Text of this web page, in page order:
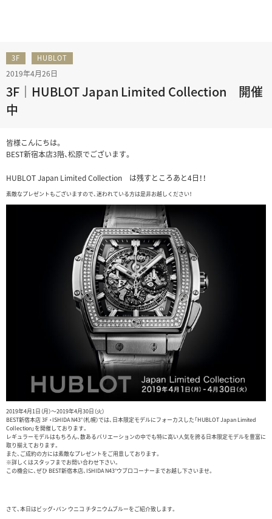
3F HUBLOT
2019年4月26日
3F｜HUBLOT Japan Limited Collection 開催
中
皆様こんにちは。
BEST新宿本店3階、松原でございます。
HUBLOT Japan Limited Collection は残すところあと4日！！
素敵なプレゼントもございますので、迷われている方は是非お越しください！
2019年4月1日（月）～2019年4月30日（火）
BEST新宿本店 3F ・ISHIDA N43°（札幌）では、日本限定モデルにフォーカスした「HUBLOT Japan Limited
Collection」を開催しております。
レギュラーモデルはもちろん、数あるバリエーションの中でも特に高い人気を誇る日本限定モデルを豊富に
取り揃えております。
また、ご成約の方には素敵なプレゼントをご用意しております。
※詳しくはスタッフまでお問い合わせ下さい。
この機会に、ぜひ BEST新宿本店、ISHIDA N43°ウブロコーナーまでお越し下さいませ。
さて、本日はビッグ・バン ウニコ チタニウムブルーをご紹介致します。